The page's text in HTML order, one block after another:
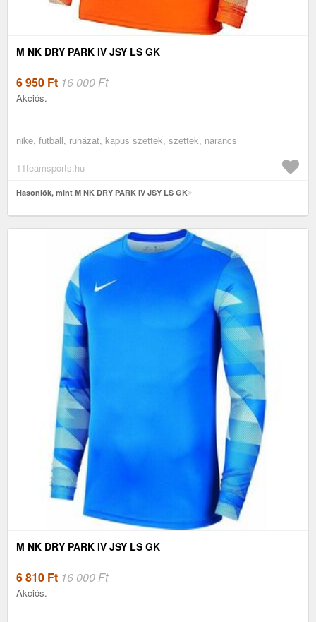
M NK DRY PARK IV JSY LS GK
6 950 Ft16 000 Ft
Akciós.
nike, futball, ruházat, kapus szettek, szettek, narancs
11teamsports.hu
Hasonlók, mint M NK DRY PARK IV JSY LS GK
M NK DRY PARK IV JSY LS GK
6 810 Ft16 000 Ft
Akciós.